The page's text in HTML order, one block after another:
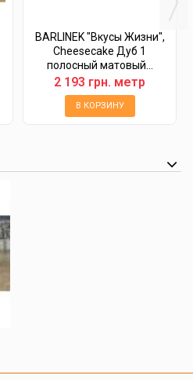
BARLINEK "Вкусы Жизни",
Cheesecake Дуб 1
полосный матовый...
2 193 грн. метр
В КОРЗИНУ